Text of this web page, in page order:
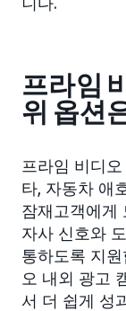
프라임
위 옵션
프라임 비디
타, 자동차 애
잠재고객에게
자사 신호와
통하도록 지
오 내외 광고
서 더 쉽게 성